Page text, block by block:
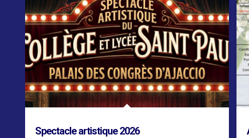
Spectacle artistique 2026